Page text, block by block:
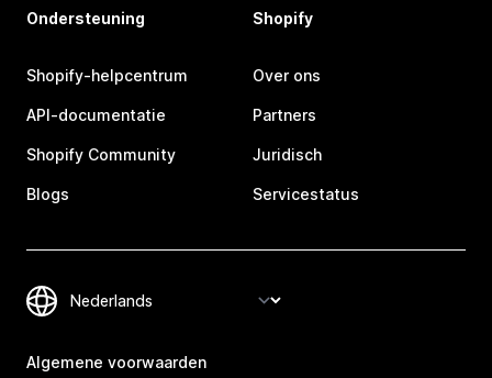
Ondersteuning
Shopify-helpcentrum
API-documentatie
Shopify Community
Blogs
Shopify
Over ons
Partners
Juridisch
Servicestatus
Algemene voorwaarden